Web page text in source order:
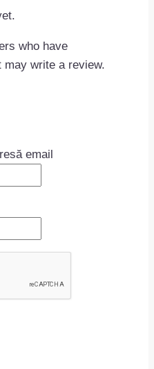
who have
may write a review.
email